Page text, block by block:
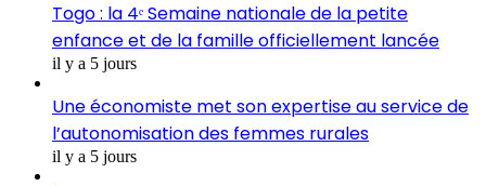
Togo : la 4ᵉ Semaine nationale de la petite
enfance et de la famille officiellement lancée
il y a 5 jours
Une économiste met son expertise au service de
l’autonomisation des femmes rurales
il y a 5 jours